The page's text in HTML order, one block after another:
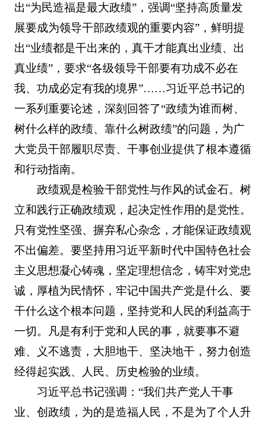
出“为民造福是最大政绩”，强调“坚持高质量发
展要成为领导干部政绩观的重要内容”，鲜明提
出“业绩都是干出来的，真干才能真出业绩、出
真业绩”，要求“各级领导干部要有功成不必在
我、功成必定有我的境界”……习近平总书记的
一系列重要论述，深刻回答了“政绩为谁而树、
树什么样的政绩、靠什么树政绩”的问题，为广
大党员干部履职尽责、干事创业提供了根本遵循
和行动指南。
政绩观是检验干部党性与作风的试金石。树
立和践行正确政绩观，起决定性作用的是党性。
只有党性坚强、摒弃私心杂念，才能保证政绩观
不出偏差。要坚持用习近平新时代中国特色社会
主义思想凝心铸魂，坚定理想信念，铸牢对党忠
诚，厚植为民情怀，牢记中国共产党是什么、要
干什么这个根本问题，坚持党和人民的利益高于
一切。凡是有利于党和人民的事，就要事不避
难、义不逃责，大胆地干、坚决地干，努力创造
经得起实践、人民、历史检验的业绩。
习近平总书记强调：“我们共产党人干事
业、创政绩，为的是造福人民，不是为了个人升